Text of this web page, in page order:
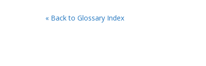
« Back to Glossary Index